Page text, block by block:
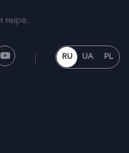
мире.
RU UA PL